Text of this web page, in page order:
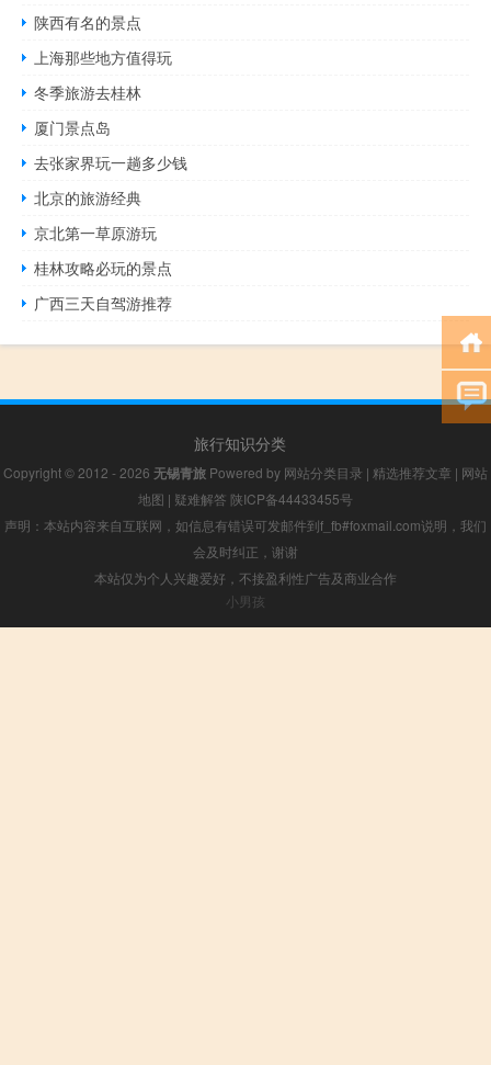
陕西有名的景点
上海那些地方值得玩
冬季旅游去桂林
厦门景点岛
去张家界玩一趟多少钱
北京的旅游经典
京北第一草原游玩
桂林攻略必玩的景点
广西三天自驾游推荐
旅行知识分类
Copyright © 2012 - 2026 无锡青旅 Powered by 网站分类目录 | 精选推荐文章 | 网站
地图 | 疑难解答 陕ICP备44433455号
声明：本站内容来自互联网，如信息有错误可发邮件到f_fb#foxmail.com说明，我们
会及时纠正，谢谢
本站仅为个人兴趣爱好，不接盈利性广告及商业合作
小男孩